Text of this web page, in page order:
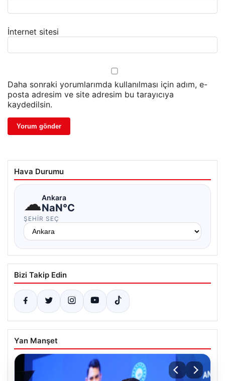
İnternet sitesi
Daha sonraki yorumlarımda kullanılması için adım, e-
posta adresim ve site adresim bu tarayıcıya
kaydedilsin.
Hava Durumu
☁Ankara
NaN°C
ŞEHIR SEÇ
Bizi Takip Edin
Yan Manşet